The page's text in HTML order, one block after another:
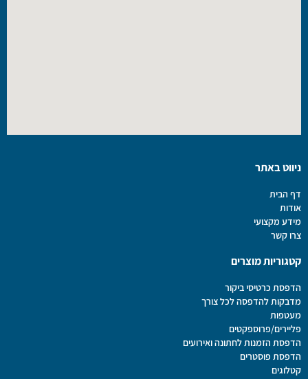
קטגוריות מוצרים
הדפסת כרטיסי ביקור
מדבקות להדפסה לכל צורך
מעטפות
פליירים/פרוספקטים
הדפסת הזמנות לחתונה ואירועים
הדפסת פוסטרים
קטלוגים
ניווט באתר
דף הבית
אודות
מידע מקצועי
צרו קשר